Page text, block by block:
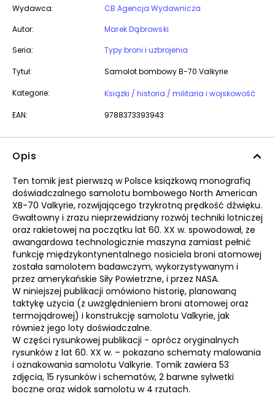
Wydawca:
CB Agencja Wydawnicza
Autor:
Marek Dąbrowski
Seria:
Typy broni i uzbrojenia
Tytuł: Samolot bombowy B-70 Valkyrie
Kategorie: Książki / historia / militaria i wojskowość
EAN: 9788373393943
Opis
Ten tomik jest pierwszą w Polsce książkową monografią
doświadczalnego samolotu bombowego North American
XB-70 Valkyrie, rozwijającego trzykrotną prędkość dźwięku.
Gwałtowny i zrazu nieprzewidziany rozwój techniki lotniczej
oraz rakietowej na początku lat 60. XX w. spowodował, że
awangardowa technologicznie maszyna zamiast pełnić
funkcję międzykontynentalnego nosiciela broni atomowej
została samolotem badawczym, wykorzystywanym i
przez amerykańskie Siły Powietrzne, i przez NASA.
W niniejszej publikacji omówiono historię, planowaną
taktykę użycia (z uwzględnieniem broni atomowej oraz
termojądrowej) i konstrukcję samolotu Valkyrie, jak
również jego loty doświadczalne.
W części rysunkowej publikacji - oprócz oryginalnych
rysunków z lat 60. XX w. – pokazano schematy malowania
i oznakowania samolotu Valkyrie. Tomik zawiera 53
zdjęcia, 15 rysunków i schematów, 2 barwne sylwetki
boczne oraz widok samolotu w 4 rzutach.